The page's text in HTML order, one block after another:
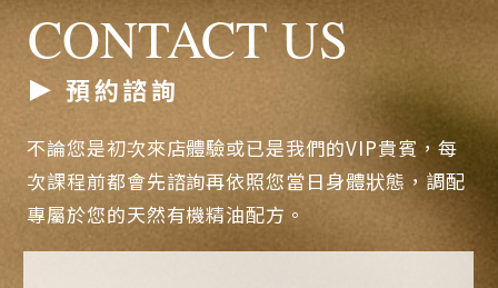
CONTACT US
預約諮詢
不論您是初次來店體驗或已是我們的VIP貴賓，每
次課程前都會先諮詢再依照您當日身體狀態，調配
專屬於您的天然有機精油配方。